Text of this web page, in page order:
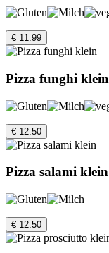
€ 11.99
Pizza funghi klein
€ 12.50
Pizza salami klein
€ 12.50